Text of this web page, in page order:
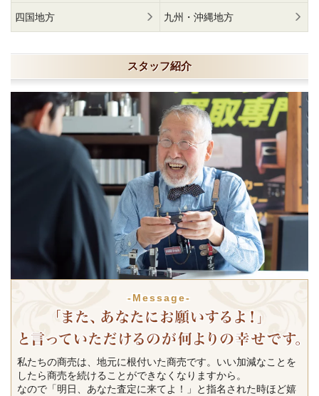
四国地方 九州・沖縄地方
スタッフ紹介
-Message-
私たちの商売は、地元に根付いた商売です。いい加減なことを
したら商売を続けることができなくなりますから。
なので「明日、あなた査定に来てよ！」と指名された時ほど嬉